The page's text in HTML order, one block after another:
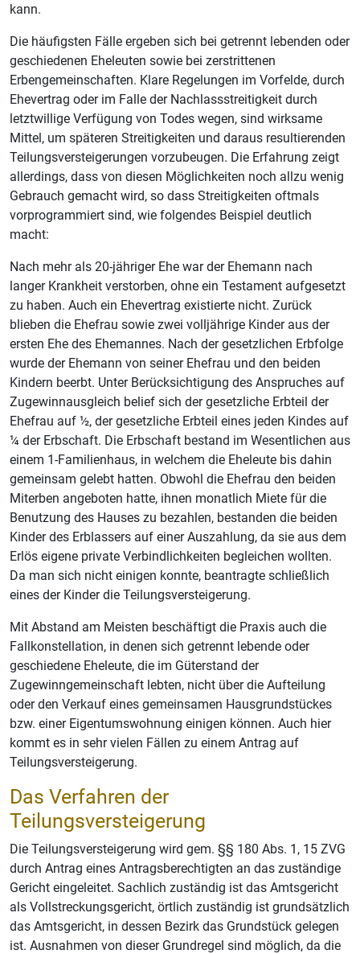
kann.
Die häufigsten Fälle ergeben sich bei getrennt lebenden oder
geschiedenen Eheleuten sowie bei zerstrittenen
Erbengemeinschaften. Klare Regelungen im Vorfelde, durch
Ehevertrag oder im Falle der Nachlassstreitigkeit durch
letztwillige Verfügung von Todes wegen, sind wirksame
Mittel, um späteren Streitigkeiten und daraus resultierenden
Teilungsversteigerungen vorzubeugen. Die Erfahrung zeigt
allerdings, dass von diesen Möglichkeiten noch allzu wenig
Gebrauch gemacht wird, so dass Streitigkeiten oftmals
vorprogrammiert sind, wie folgendes Beispiel deutlich
macht:
Nach mehr als 20-jähriger Ehe war der Ehemann nach
langer Krankheit verstorben, ohne ein Testament aufgesetzt
zu haben. Auch ein Ehevertrag existierte nicht. Zurück
blieben die Ehefrau sowie zwei volljährige Kinder aus der
ersten Ehe des Ehemannes. Nach der gesetzlichen Erbfolge
wurde der Ehemann von seiner Ehefrau und den beiden
Kindern beerbt. Unter Berücksichtigung des Anspruches auf
Zugewinnausgleich belief sich der gesetzliche Erbteil der
Ehefrau auf ½, der gesetzliche Erbteil eines jeden Kindes auf
¼ der Erbschaft. Die Erbschaft bestand im Wesentlichen aus
einem 1-Familienhaus, in welchem die Eheleute bis dahin
gemeinsam gelebt hatten. Obwohl die Ehefrau den beiden
Miterben angeboten hatte, ihnen monatlich Miete für die
Benutzung des Hauses zu bezahlen, bestanden die beiden
Kinder des Erblassers auf einer Auszahlung, da sie aus dem
Erlös eigene private Verbindlichkeiten begleichen wollten.
Da man sich nicht einigen konnte, beantragte schließlich
eines der Kinder die Teilungsversteigerung.
Mit Abstand am Meisten beschäftigt die Praxis auch die
Fallkonstellation, in denen sich getrennt lebende oder
geschiedene Eheleute, die im Güterstand der
Zugewinngemeinschaft lebten, nicht über die Aufteilung
oder den Verkauf eines gemeinsamen Hausgrundstückes
bzw. einer Eigentumswohnung einigen können. Auch hier
kommt es in sehr vielen Fällen zu einem Antrag auf
Teilungsversteigerung.
Das Verfahren der
Teilungsversteigerung
Die Teilungsversteigerung wird gem. §§ 180 Abs. 1, 15 ZVG
durch Antrag eines Antragsberechtigten an das zuständige
Gericht eingeleitet. Sachlich zuständig ist das Amtsgericht
als Vollstreckungsgericht, örtlich zuständig ist grundsätzlich
das Amtsgericht, in dessen Bezirk das Grundstück gelegen
ist. Ausnahmen von dieser Grundregel sind möglich, da die